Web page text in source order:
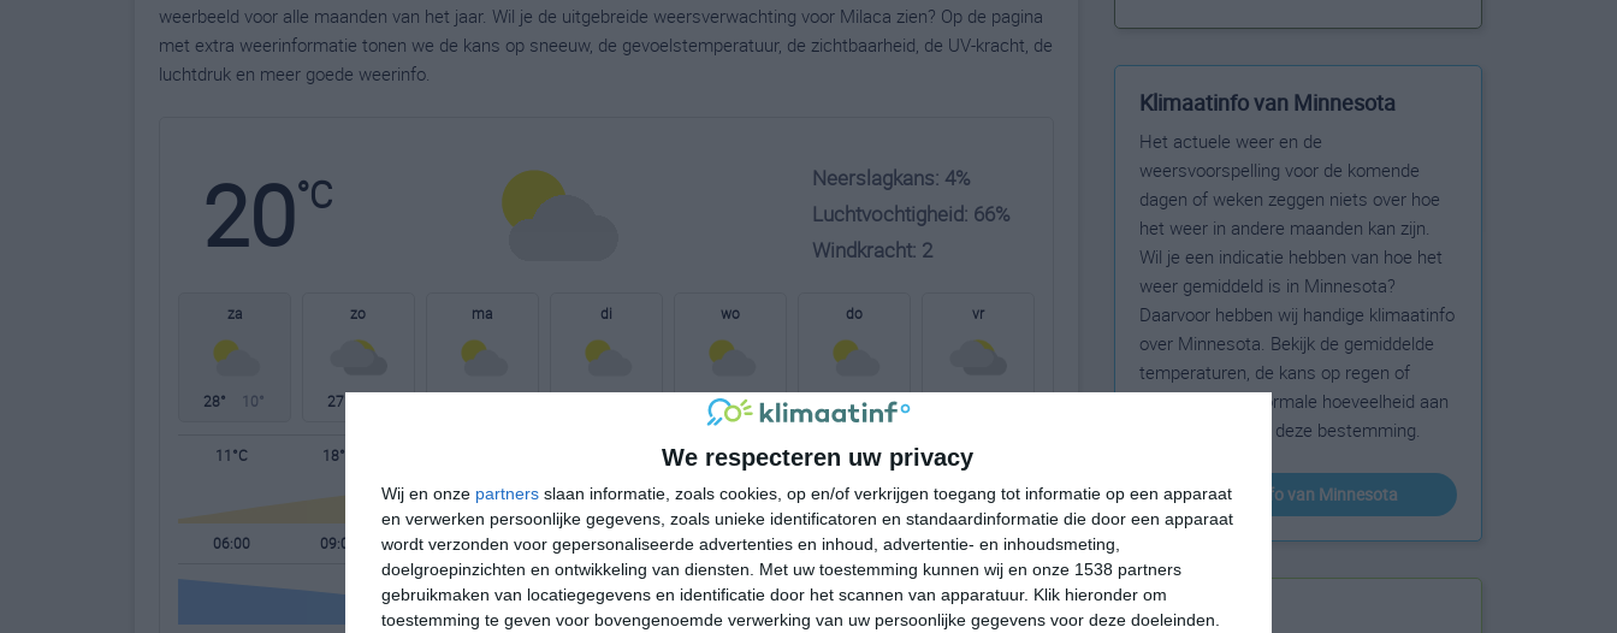
We respecteren uw privacy
Wij en onze partners slaan informatie, zoals cookies, op en/of verkrijgen toegang tot informatie op een apparaat
en verwerken persoonlijke gegevens, zoals unieke identificatoren en standaardinformatie die door een apparaat
wordt verzonden voor gepersonaliseerde advertenties en inhoud, advertentie- en inhoudsmeting,
doelgroepinzichten en ontwikkeling van diensten.
Met uw toestemming kunnen wij en onze 1538 partners
gebruikmaken van locatiegegevens en identificatie door het scannen van apparatuur. Klik hieronder om
toestemming te geven voor bovengenoemde verwerking van uw persoonlijke gegevens voor deze doeleinden.
weerbeeld voor alle maanden van het jaar. Wil je de uitgebreide weersverwachting voor Milaca zien? Op de pagina
met extra weerinformatie tonen we de kans op sneeuw, de gevoelstemperatuur, de zichtbaarheid, de UV-kracht, de
luchtdruk en meer goede weerinfo.
20°C
Neerslagkans: 4%
Luchtvochtigheid: 66%
Windkracht: 2
za
28° 10°
zo
27°
ma di wo
27° 14°
do
12°
vr
11°C 18°C 27°C 22°C 19°C 17°C
06:00 09:00 12:00 15:00 18:00 21:00 00:00 03:00
Klimaatinfo van Minnesota
Het actuele weer en de
weersvoorspelling voor de komende
dagen of weken zeggen niets over hoe
het weer in andere maanden kan zijn.
Wil je een indicatie hebben van hoe het
weer gemiddeld is in Minnesota?
Daarvoor hebben wij handige klimaatinfo
over Minnesota. Bekijk de gemiddelde
temperaturen, de kans op regen of
sneeuw en de normale hoeveelheid aan
zonneschijn voor deze bestemming.
klimaatinfo van Minnesota
Beste reistijd